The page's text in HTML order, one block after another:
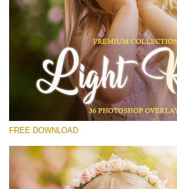
Por favor seleccione
Free Photoshop Overlay #19
Small 800*533px
Light Rays
(36 Overlays)
Fairy Tale (344 Overlays)
Large 6000*4000px
FREE DOWNLOAD